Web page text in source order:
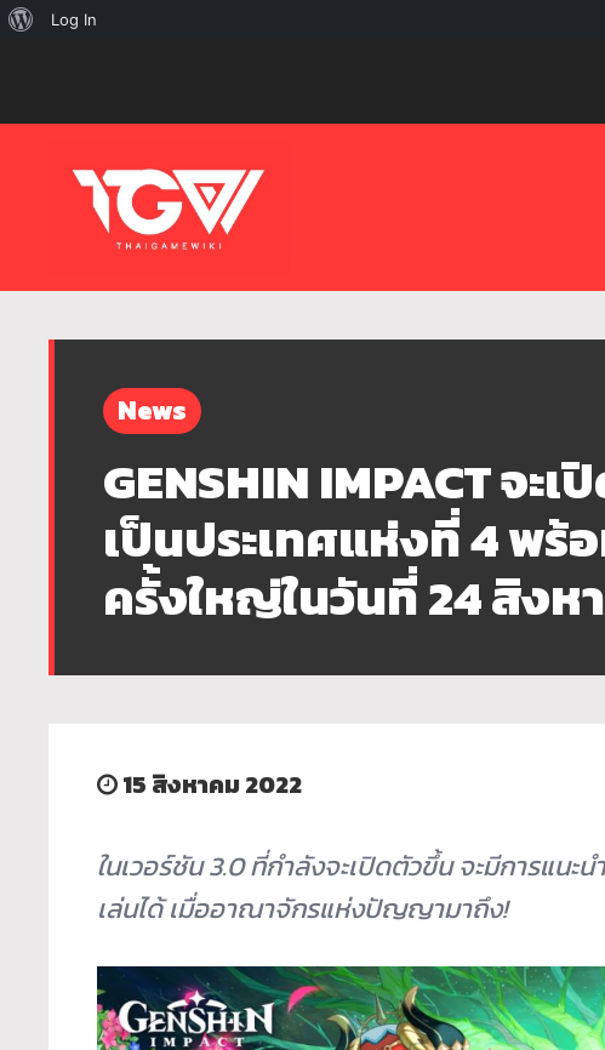
News
GENSHIN IMPACT จะ
เป็นประเทศแห่งที่ 4 พร้
ครั้งใหญ่ในวันที่ 24 สิงห
15 สิงหาคม 2022
ในเวอร์ชัน 3.0 ที่กำลังจะเปิดตัวขึ้น จะมีการแน
เล่นได้ เมื่ออาณาจักรแห่งปัญญามาถึง!
เกี่ยวLog In